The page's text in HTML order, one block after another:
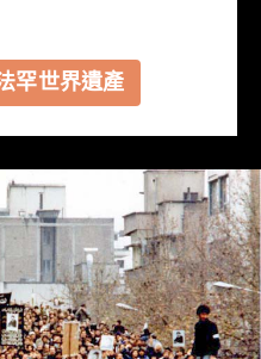
罕世界遺產